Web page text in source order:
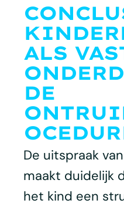
ALS
DE
De uitspraak
maakt duidelijk
het kind een